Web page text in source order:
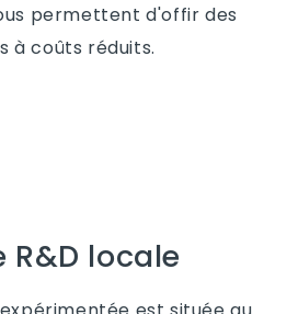
permettent d'offir des
à coûts réduits.
R&D locale